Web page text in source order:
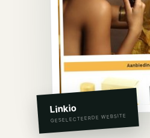
Linkio
GESELECTEERDE WEBSITE